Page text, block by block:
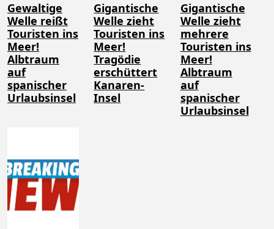
Gewaltige
Welle reißt
Touristen ins
Meer!
Albtraum
auf
spanischer
Urlaubsinsel
Gigantische
Welle zieht
Touristen ins
Meer!
Tragödie
erschüttert
Kanaren-
Insel
Gigantische
Welle zieht
mehrere
Touristen ins
Meer!
Albtraum
auf
spanischer
Urlaubsinsel